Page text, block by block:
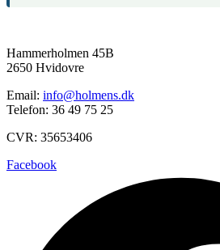
Hammerholmen 45B
2650 Hvidovre
Email: info@holmens.dk
Telefon: 36 49 75 25
CVR: 35653406
Facebook